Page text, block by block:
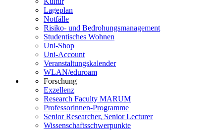
Lageplan
Notfälle
Risiko- und Bedrohungsmanagement
Studentisches Wohnen
Uni-Shop
Uni-Account
Veranstaltungskalender
WLAN/eduroam
Forschung
Exzellenz
Research Faculty MARUM
Professorinnen-Programme
Senior Researcher, Senior Lecturer
Wissenschaftsschwerpunkte